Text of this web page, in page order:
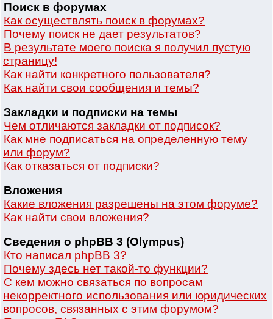
Поиск в форумах
Как осуществлять поиск в форумах?
Почему поиск не дает результатов?
В результате моего поиска я получил пустую
страницу!
Как найти конкретного пользователя?
Как найти свои сообщения и темы?
Закладки и подписки на темы
Чем отличаются закладки от подписок?
Как мне подписаться на определенную тему
или форум?
Как отказаться от подписки?
Вложения
Какие вложения разрешены на этом форуме?
Как найти свои вложения?
Сведения о phpBB 3 (Olympus)
Кто написал phpBB 3?
Почему здесь нет такой-то функции?
С кем можно связаться по вопросам
некорректного использования или юридических
вопросов, связанных с этим форумом?